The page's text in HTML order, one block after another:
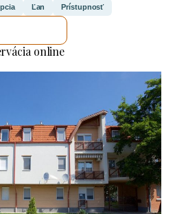
Ľan Prístupnosť
online